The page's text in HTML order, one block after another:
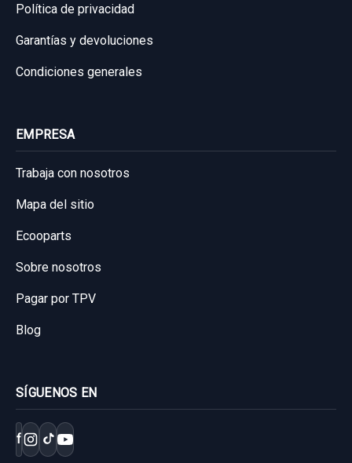
AMORTIGUADOR TRASERO DERECHO
AMORTIGUADOR TRASERO DERECHO
Ref:740939
30,00 €
Política de privacidad
Garantías y devoluciones
Condiciones generales
EMPRESA
Trabaja con nosotros
Mapa del sitio
Ecooparts
Sobre nosotros
Pagar por TPV
Blog
SÍGUENOS EN
f